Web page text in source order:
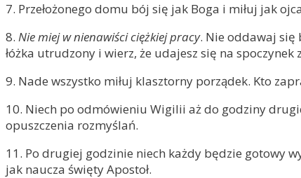
7. Przełożonego domu bój się jak Boga i miłuj jak
8. Nie miej w nienawiści ciężkiej pracy. Nie oddawaj się
łóżka utrudzony i wierz, że udajesz się na spoczynek
9. Nade wszystko miłuj klasztorny porządek. Kto
10. Niech po odmówieniu Wigilii aż do godziny
opuszczenia rozmyślań.
11. Po drugiej godzinie niech każdy będzie gotowy
jak naucza święty Apostoł.